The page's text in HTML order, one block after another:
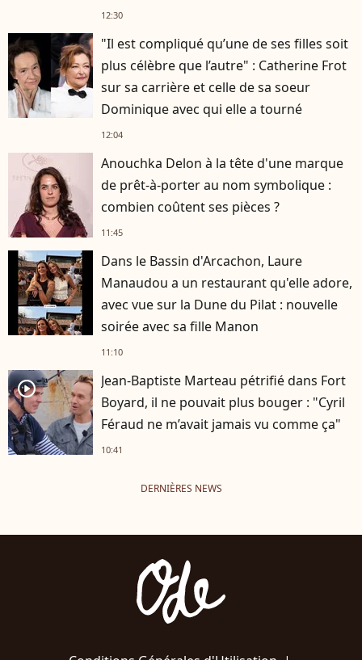
12:30
"Il est compliqué qu’une de ses filles soit
plus célèbre que l’autre" : Catherine Frot
sur sa carrière et celle de sa soeur
Dominique avec qui elle a tourné
12:04
Anouchka Delon à la tête d'une marque
de prêt-à-porter au nom symbolique :
combien coûtent ses pièces ?
11:45
Dans le Bassin d'Arcachon, Laure
Manaudou a un restaurant qu'elle adore,
avec vue sur la Dune du Pilat : nouvelle
soirée avec sa fille Manon
11:10
player2
Jean-Baptiste Marteau pétrifié dans Fort
Boyard, il ne pouvait plus bouger : "Cyril
Féraud ne m’avait jamais vu comme ça"
10:41
DERNIÈRES NEWS